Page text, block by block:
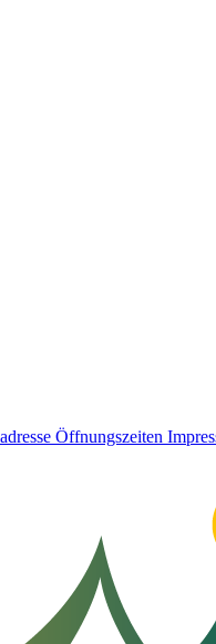
Öffnungszeiten